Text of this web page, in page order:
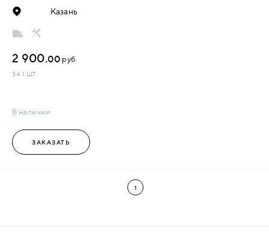
Казань
В наличии
2 900.00 руб
ЗА 1 ШТ.
ЗАКАЗАТЬ
1